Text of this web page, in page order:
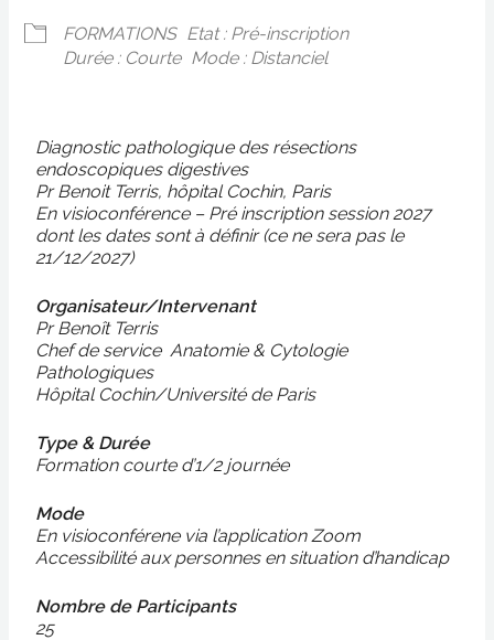
FORMATIONS Etat : Pré-inscription
Durée : Courte Mode : Distanciel
Diagnostic pathologique des résections
endoscopiques digestives
Pr Benoit Terris, hôpital Cochin, Paris
En visioconférence – Pré inscription session 2027
dont les dates sont à définir (ce ne sera pas le
21/12/2027)
Organisateur/Intervenant
Pr Benoît Terris
Chef de service Anatomie & Cytologie
Pathologiques
Hôpital Cochin/Université de Paris
Type & Durée
Formation courte d’1/2 journée
Mode
En visioconférene via l’application Zoom
Accessibilité aux personnes en situation d’handicap
Nombre de Participants
25